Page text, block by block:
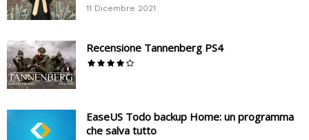
11 Dicembre 2021
Recensione Tannenberg PS4
EaseUS Todo backup Home: un programma
che salva tutto